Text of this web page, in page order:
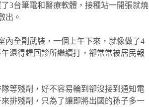
3台筆電和醫療軟體，接種站一開張就燒
出。
內全副武裝，一個上午下來，就像做了4
還得趕回診所繼續打，卻常常被居民報
等殘劑，好不容易輪到卻沒接到通知電
排殘劑，只為了讓即將出國的孫子多一